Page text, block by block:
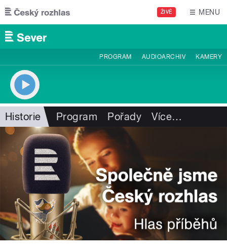
Přejít k hlavnímu obsahu
ŽIVĚ MENU
PROGRAM AUDIOARCHIV KAMERY
Historie Program Pořady Více…